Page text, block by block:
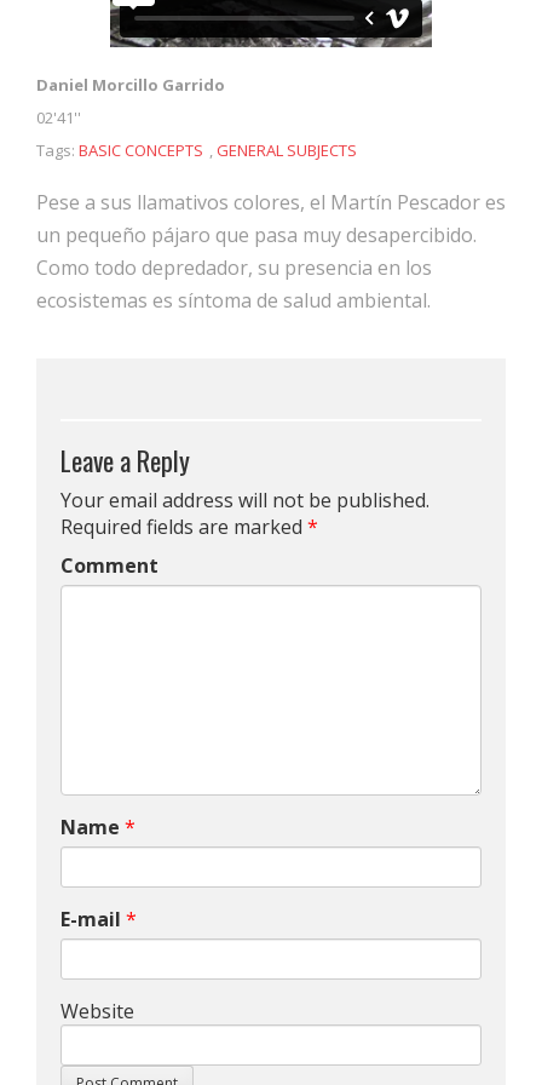
Daniel Morcillo Garrido
02'41''
Tags: BASIC CONCEPTS , GENERAL SUBJECTS
Pese a sus llamativos colores, el Martín Pescador es
un pequeño pájaro que pasa muy desapercibido.
Como todo depredador, su presencia en los
ecosistemas es síntoma de salud ambiental.
Leave a Reply
Your email address will not be published.
Required fields are marked *
Comment
Name *
E-mail *
Website